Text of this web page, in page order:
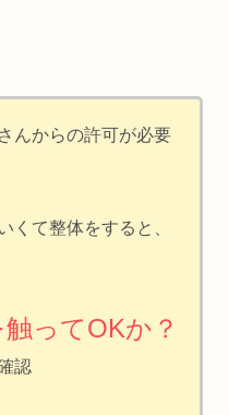
からの許可が必要
くて整体をすると、
ってOKか？
認